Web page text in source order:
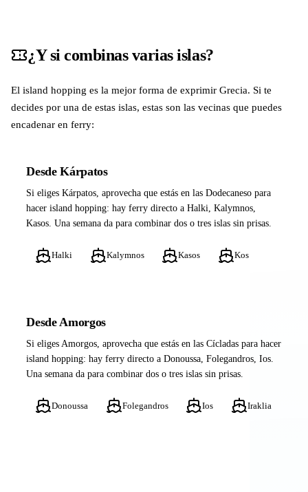
¿Y si combinas varias islas?
El island hopping es la mejor forma de exprimir Grecia. Si te
decides por una de estas islas, estas son las vecinas que puedes
encadenar en ferry:
Desde Kárpatos
Si eliges Kárpatos, aprovecha que estás en las Dodecaneso para
hacer island hopping: hay ferry directo a Halki, Kalymnos,
Kasos. Una semana da para combinar dos o tres islas sin prisas.
Halki Kalymnos Kasos Kos
Desde Amorgos
Si eliges Amorgos, aprovecha que estás en las Cícladas para hacer
island hopping: hay ferry directo a Donoussa, Folegandros, Ios.
Una semana da para combinar dos o tres islas sin prisas.
Donoussa Folegandros Ios Iraklia